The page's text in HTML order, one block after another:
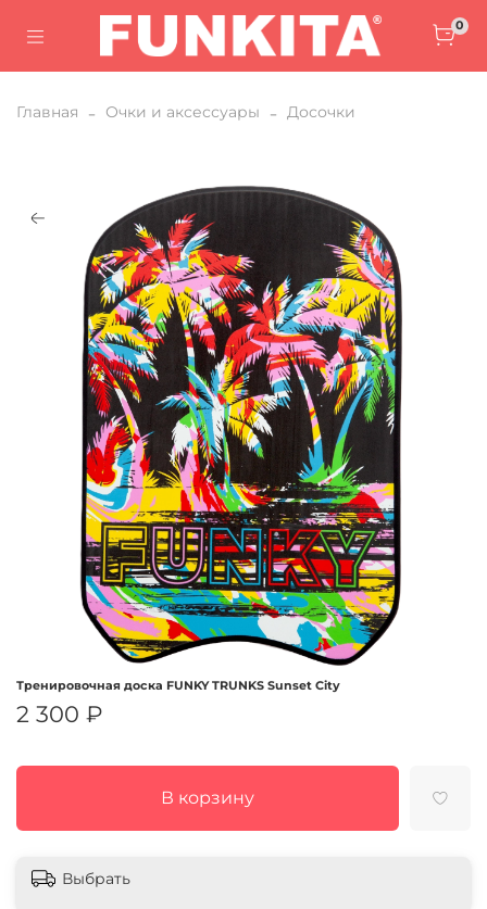
0
Главная Очки и аксессуары Досочки
Тренировочная доска FUNKY TRUNKS Sunset City
2 300 ₽
В корзину
Выбрать